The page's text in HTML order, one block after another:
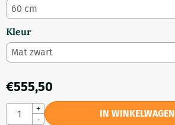
Kleur
€555,50
Aantal
+
-
IN WINKELWAGEN